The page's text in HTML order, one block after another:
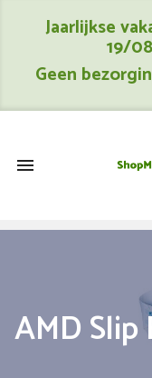
Jaarlijkse
19/
Geen

AMD